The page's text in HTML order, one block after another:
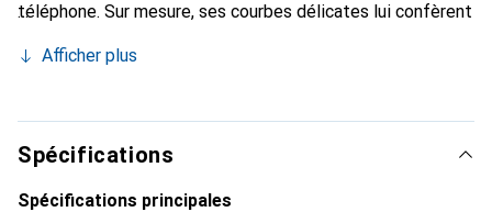
téléphone. Sur mesure, ses courbes délicates lui confèrent
et indispensable de votre smartphone. Reconnaître
marque Noreve est un choix sûr pour une clientèle
exigeante.
Afficher plus
Spécifications
Spécifications principales